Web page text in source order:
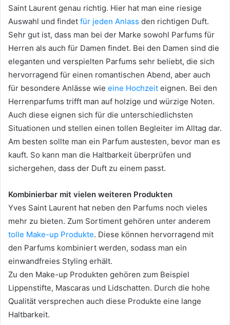
Saint Laurent genau richtig. Hier hat man eine riesige
Auswahl und findet für jeden Anlass den richtigen Duft.
Sehr gut ist, dass man bei der Marke sowohl Parfums für
Herren als auch für Damen findet. Bei den Damen sind die
eleganten und verspielten Parfums sehr beliebt, die sich
hervorragend für einen romantischen Abend, aber auch
für besondere Anlässe wie eine Hochzeit eignen. Bei den
Herrenparfums trifft man auf holzige und würzige Noten.
Auch diese eignen sich für die unterschiedlichsten
Situationen und stellen einen tollen Begleiter im Alltag dar.
Am besten sollte man ein Parfum austesten, bevor man es
kauft. So kann man die Haltbarkeit überprüfen und
sichergehen, dass der Duft zu einem passt.
Kombinierbar mit vielen weiteren Produkten
Yves Saint Laurent hat neben den Parfums noch vieles
mehr zu bieten. Zum Sortiment gehören unter anderem
tolle Make-up Produkte. Diese können hervorragend mit
den Parfums kombiniert werden, sodass man ein
einwandfreies Styling erhält.
Zu den Make-up Produkten gehören zum Beispiel
Lippenstifte, Mascaras und Lidschatten. Durch die hohe
Qualität versprechen auch diese Produkte eine lange
Haltbarkeit.